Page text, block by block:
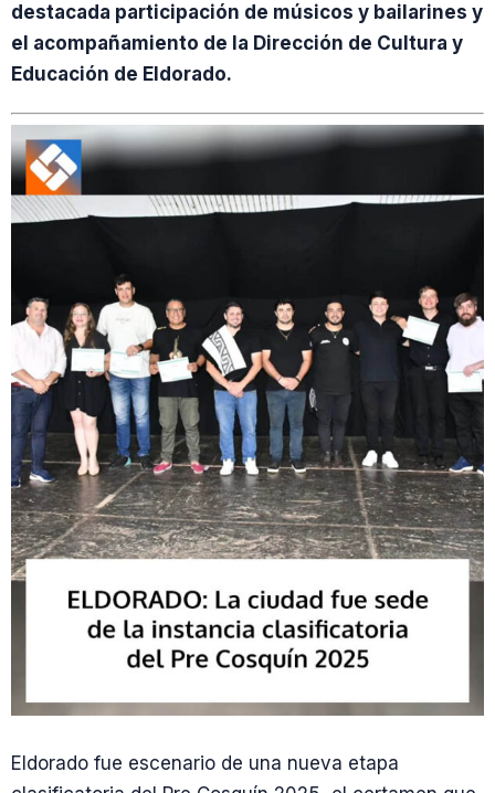
destacada participación de músicos y bailarines y
el acompañamiento de la Dirección de Cultura y
Educación de Eldorado.
Eldorado fue escenario de una nueva etapa